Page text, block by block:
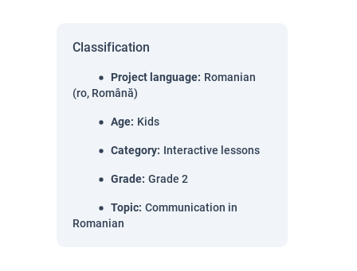
Classification
Project language: Romanian
(ro, Română)
Age: Kids
Category: Interactive lessons
Grade: Grade 2
Topic: Communication in
Romanian